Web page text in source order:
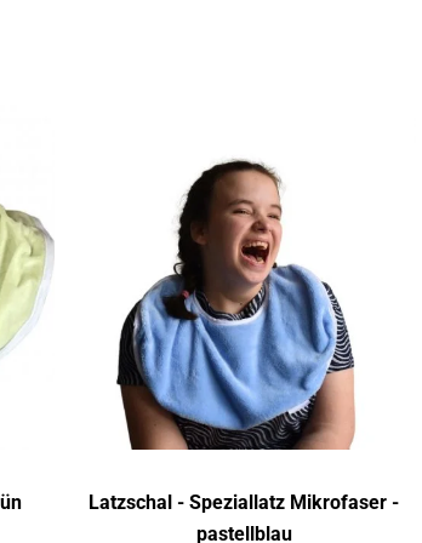
Latzschal - Speziallatz Mikrofaser -
pastellblau